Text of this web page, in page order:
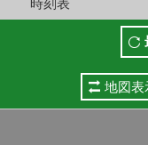
時刻表
地図表